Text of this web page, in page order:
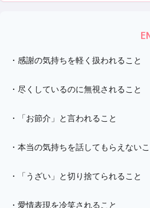
・ 感謝の気持ちを軽く扱われること
・ 尽くしているのに無視されること
・ 「お節介」と言われること
・ 本当の気持ちを話してもらえないこ
・ 「うざい」と切り捨てられること
・ 愛情表現を冷笑されること